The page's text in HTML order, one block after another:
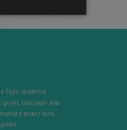
Евро является
описание или
и может быть